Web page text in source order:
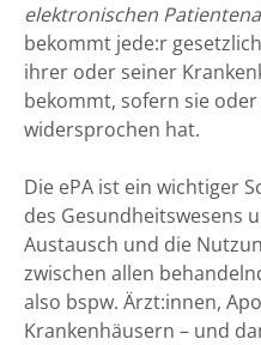
elektronischen
bekommt jede:r
ihrer oder seiner
bekommt, sofern sie
widersprochen hat.
Die ePA ist ein wichtiger
des Gesundheitswesens
Austausch und die
zwischen allen
also bspw. Ärzt:innen,
Krankenhäusern – und